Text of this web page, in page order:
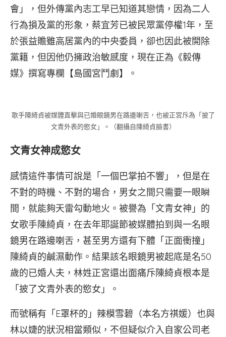
會」，但外傳黨內志工早已知道其戀情，因為二人
行為損及黨的形象，蔡宜芳已被民眾黨停權1年，至
於張益贍雖高居黨內的中央委員，卻也因此被開除
黨籍，但因他仍擁政治敏感度，現在正為《毅傳
媒》撰寫專欄【島國宮鬥劇】。
歌手陳綺貞被媒體直擊與已婚眼鏡男在路邊喇舌，也被正宮斥為「披了
文青外表的慾女」。（翻攝自陳綺貞臉書）
文青女神成慾女
感情這件事情可說是「一個巴掌拍不響」，但是在
不對的時機、不對的場合，男女之間只需要一眼瞬
間，就能夠天雷勾動地火。被譽為「文青女神」的
女歌手陳綺貞，在去年耶誕節被媒體拍到與一名眼
鏡男在路邊喇舌，甚至男方還有下體「正面衝撞」
陳綺貞的鹹濕動作。結果該名眼鏡男被起底是名50
歲的已婚人夫，林姓正宮還出面痛斥陳綺貞根本是
「披了文青外表的慾女」。
而號稱有「E罩杯的」辣模雪碧（本名方祺媛）也與
林以婕的狀況相當類似，不但疑似介入自家公司老